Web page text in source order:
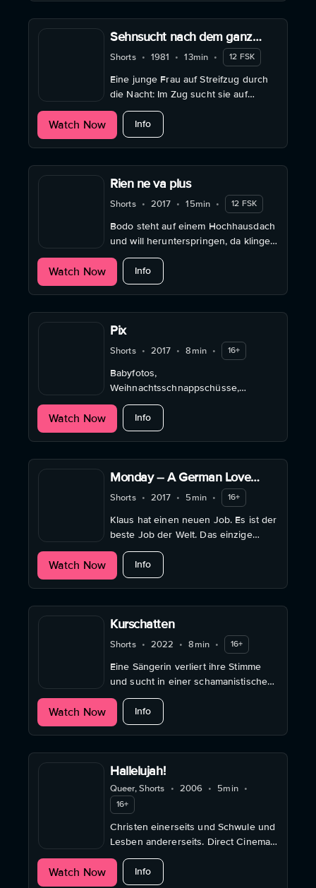
Sehnsucht nach dem ganz
Anderen
Shorts • 1981 • 13min • 12 FSK
Eine junge Frau auf Streifzug durch
die Nacht: Im Zug sucht sie auf
ungewöhnliche Weise die Nähe zu
Anderen: sie durchstöbert das
Gepäck fremder Leute
Watch Now Infoabout Sehnsucht nach dem ganz
Rien ne va plus
Shorts • 2017 • 15min • 12 FSK
Bodo steht auf einem Hochhausdach
und will herunterspringen, da klingelt
plötzlich sein Telefon...
Watch Now Infoabout Rien ne va plus
Pix
Shorts • 2017 • 8min • 16+
Babyfotos,
Weihnachtsschnappschüsse,
Einschulungsfotos, Urlaubsbilder,
Hochzeitsfotos – unser Leben ist
eine endlose Abfolge fotogener
Watch Now Infoabout Pix
Monday – A German Love
Story
Shorts • 2017 • 5min • 16+
Klaus hat einen neuen Job. Es ist der
beste Job der Welt. Das einzige
Problem ist der Feierabend.
Watch Now Infoabout Monday – A German Love
Kurschatten
Shorts • 2022 • 8min • 16+
Eine Sängerin verliert ihre Stimme
und sucht in einer schamanistischen
Trance nach Heilung.
Watch Now Infoabout Kurschatten
Hallelujah!
Queer, Shorts • 2006 • 5min •
16+
Christen einerseits und Schwule und
Lesben andererseits. Direct Cinema
in Kurzform.
Watch Now Infoabout Hallelujah!